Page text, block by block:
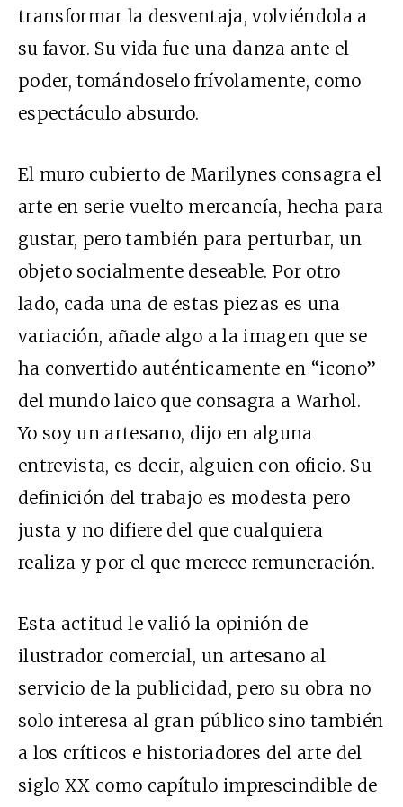
transformar la desventaja, volviéndola a
su favor. Su vida fue una danza ante el
poder, tomándoselo frívolamente, como
espectáculo absurdo.
El muro cubierto de Marilynes consagra el
arte en serie vuelto mercancía, hecha para
gustar, pero también para perturbar, un
objeto socialmente deseable. Por otro
lado, cada una de estas piezas es una
variación, añade algo a la imagen que se
ha convertido auténticamente en “icono”
del mundo laico que consagra a Warhol.
Yo soy un artesano, dijo en alguna
entrevista, es decir, alguien con oficio. Su
definición del trabajo es modesta pero
justa y no difiere del que cualquiera
realiza y por el que merece remuneración.
Esta actitud le valió la opinión de
ilustrador comercial, un artesano al
servicio de la publicidad, pero su obra no
solo interesa al gran público sino también
a los críticos e historiadores del arte del
siglo XX como capítulo imprescindible de